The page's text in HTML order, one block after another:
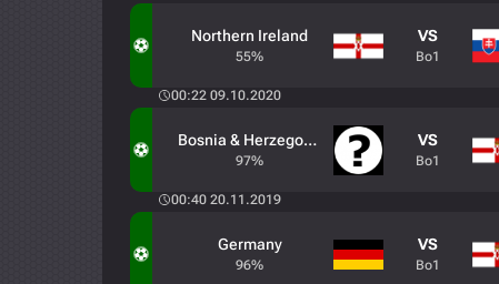
Northern Ireland
55%
VS
Bo1
00:22 09.10.2020
Bosnia & Herzegovina
97%
VS
Bo1
00:40 20.11.2019
Germany
96%
VS
Bo1